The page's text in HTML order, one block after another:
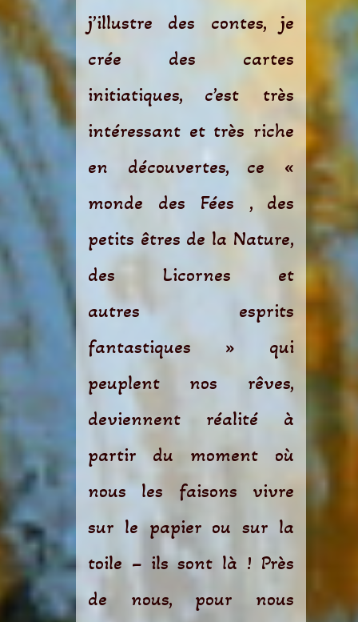
j’illustre des contes, je
crée des cartes
initiatiques, c’est très
intéressant et très riche
en découvertes, ce «
monde des Fées , des
petits êtres de la Nature,
des Licornes et
autres esprits
fantastiques » qui
peuplent nos rêves,
deviennent réalité à
partir du moment où
nous les faisons vivre
sur le papier ou sur la
toile – ils sont là ! Près
de nous, pour nous